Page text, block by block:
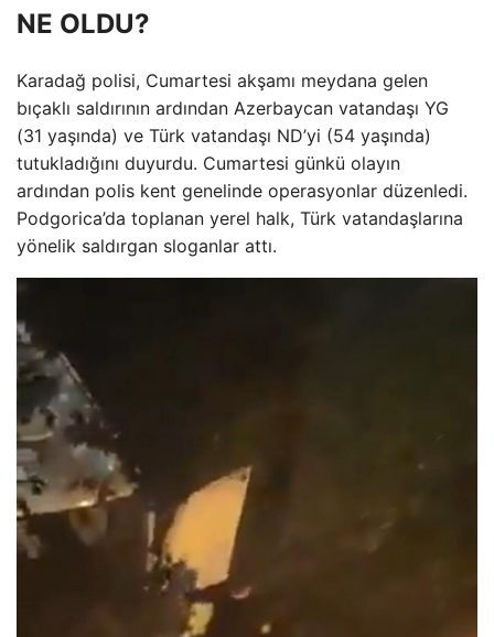
NE OLDU?
Karadağ polisi, Cumartesi akşamı meydana gelen
bıçaklı saldırının ardından Azerbaycan vatandaşı YG
(31 yaşında) ve Türk vatandaşı ND’yi (54 yaşında)
tutukladığını duyurdu. Cumartesi günkü olayın
ardından polis kent genelinde operasyonlar düzenledi.
Podgorica’da toplanan yerel halk, Türk vatandaşlarına
yönelik saldırgan sloganlar attı.